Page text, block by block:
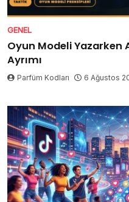
GENEL
Oyun Modeli Yazarken
Ayrımı
Parfüm Kodları 6 Ağustos